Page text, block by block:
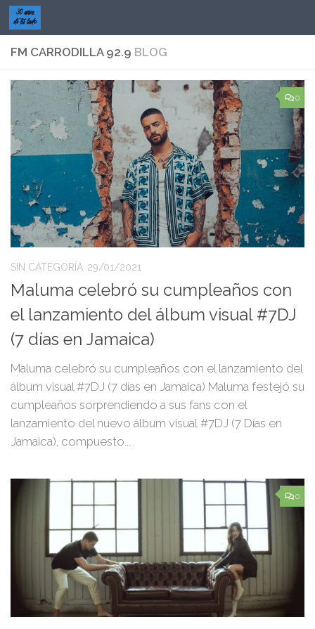
Saltar al contenido
FM CARRODILLA 92.9 BLOG
0
SIN CATEGORÍA 29/01/2021
Maluma celebró su cumpleaños con
el lanzamiento del álbum visual #7DJ
(7 días en Jamaica)
Maluma celebró su cumpleaños con el lanzamiento del
álbum visual #7DJ (7 días en Jamaica) Maluma festejó su
cumpleaños sorprendiendo a sus fans con el
lanzamiento del nuevo álbum visual #7DJ (7 Días en
Jamaica), compuesto...
0